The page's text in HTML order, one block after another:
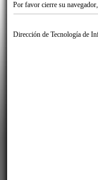
Por favor cierre su
Dirección de Tecnología de